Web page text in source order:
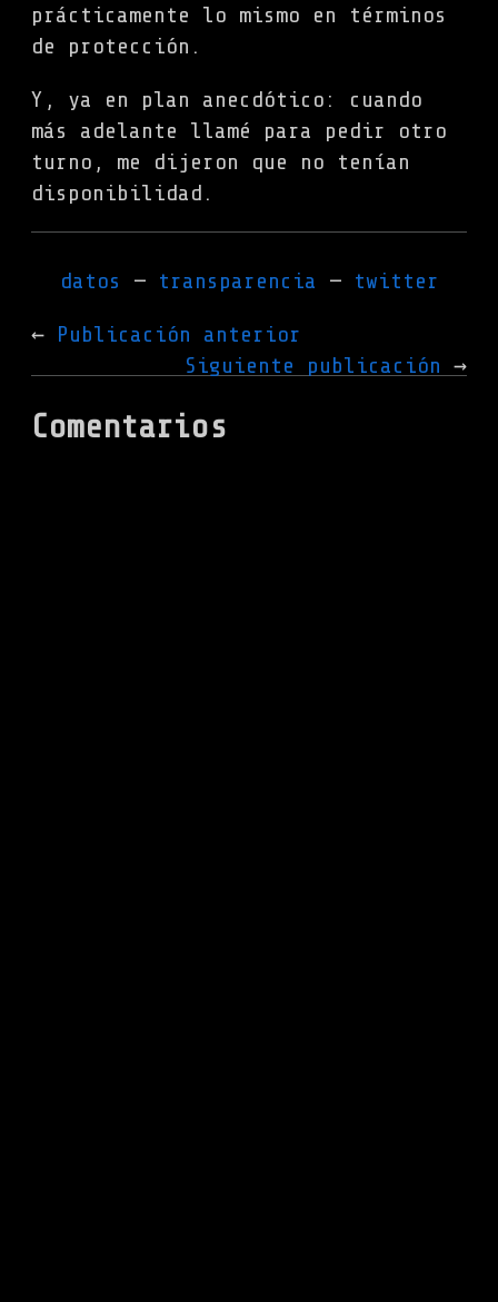
prácticamente lo mismo en términos
de protección.
Y, ya en plan anecdótico: cuando
más adelante llamé para pedir otro
turno, me dijeron que no tenían
disponibilidad.
datos transparencia twitter
Publicación anterior
Siguiente publicación
Comentarios